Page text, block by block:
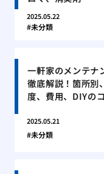
2025.05.22
未分類
一軒家のメンテナ
徹底解説！箇所別
度、費用、DIYの
2025.05.21
未分類